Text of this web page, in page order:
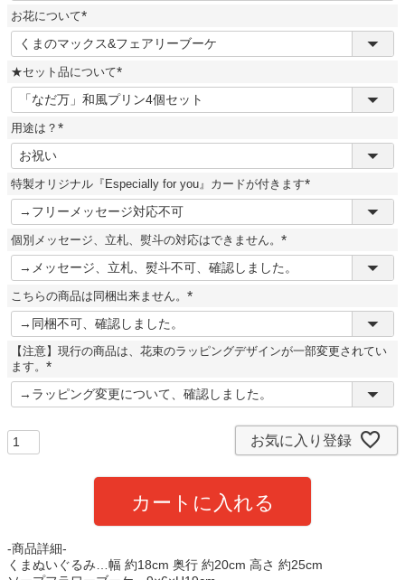
)
お花について
(
必
★セット品について
(
必
用途は？
(
)
特製オリジナル『Especially for you』カードが付きます
(
個別メッセージ、立札、熨斗の対応はできません。
(
必
こちらの商品は同梱出来ません。
(
)
【注意】現行の商品は、花束のラッピングデザインが一部変更されてい
ます。
(
必
お気に入り登録
カートに入れる
-商品詳細-
くまぬいぐるみ…幅 約18cm 奥行 約20cm 高さ 約25cm